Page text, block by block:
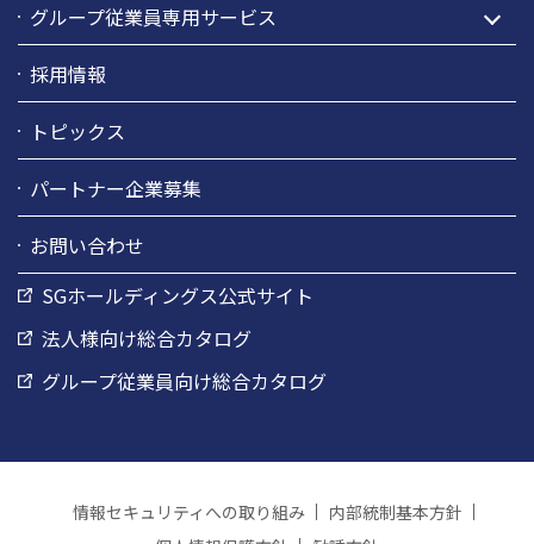
グループ従業員専用サービス
採用情報
トピックス
パートナー企業募集
お問い合わせ
SGホールディングス公式サイト
法人様向け総合カタログ
グループ従業員向け総合カタログ
情報セキュリティへの取り組み
内部統制基本方針